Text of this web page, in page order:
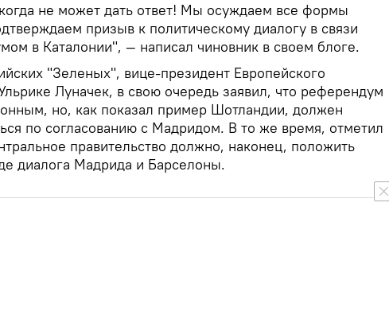
не может дать ответ! Мы осуждаем все формы
призыв к политическому диалогу в связи
в Каталонии", — написал чиновник в своем блоге.
"Зеленых", вице-президент Европейского
Луначек, в свою очередь заявил, что референдум
но, как показал пример Шотландии, должен
по согласованию с Мадридом. В то же время, отметил
правительство должно, наконец, положить
диалога Мадрида и Барселоны.